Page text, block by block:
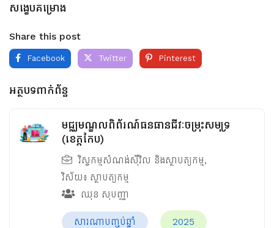
សង្ខេបគម្រោង
Share this post
Facebook Twitter Pinterest
អត្ថបទពាក់ព័ន្ធ
មជ្ឈមណ្ឌលពិព័រណ៍ធនធានជីវៈចម្រុះសមុទ្រ
(ខេត្តកែប)
វិស្វកម្មសំណង់ស៊ីវិល និងស្ថាបត្យកម្ម,
វិស័យ៖ ស្ថាបត្យកម្ម
ឈុន សុបញ្ញា
សារណាបញ្ចប់ឆ្នាំ 2025